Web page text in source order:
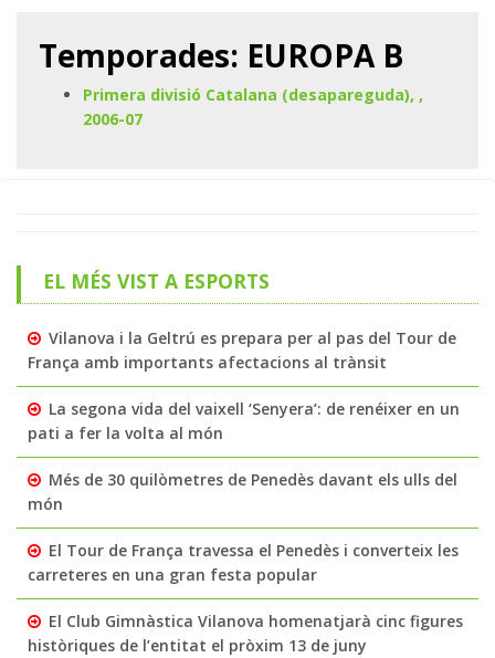
Temporades: EUROPA B
Primera divisió Catalana (desapareguda), ,
2006-07
EL MÉS VIST A ESPORTS
Vilanova i la Geltrú es prepara per al pas del Tour de
França amb importants afectacions al trànsit
La segona vida del vaixell ‘Senyera’: de renéixer en un
pati a fer la volta al món
Més de 30 quilòmetres de Penedès davant els ulls del
món
El Tour de França travessa el Penedès i converteix les
carreteres en una gran festa popular
El Club Gimnàstica Vilanova homenatjarà cinc figures
històriques de l’entitat el pròxim 13 de juny